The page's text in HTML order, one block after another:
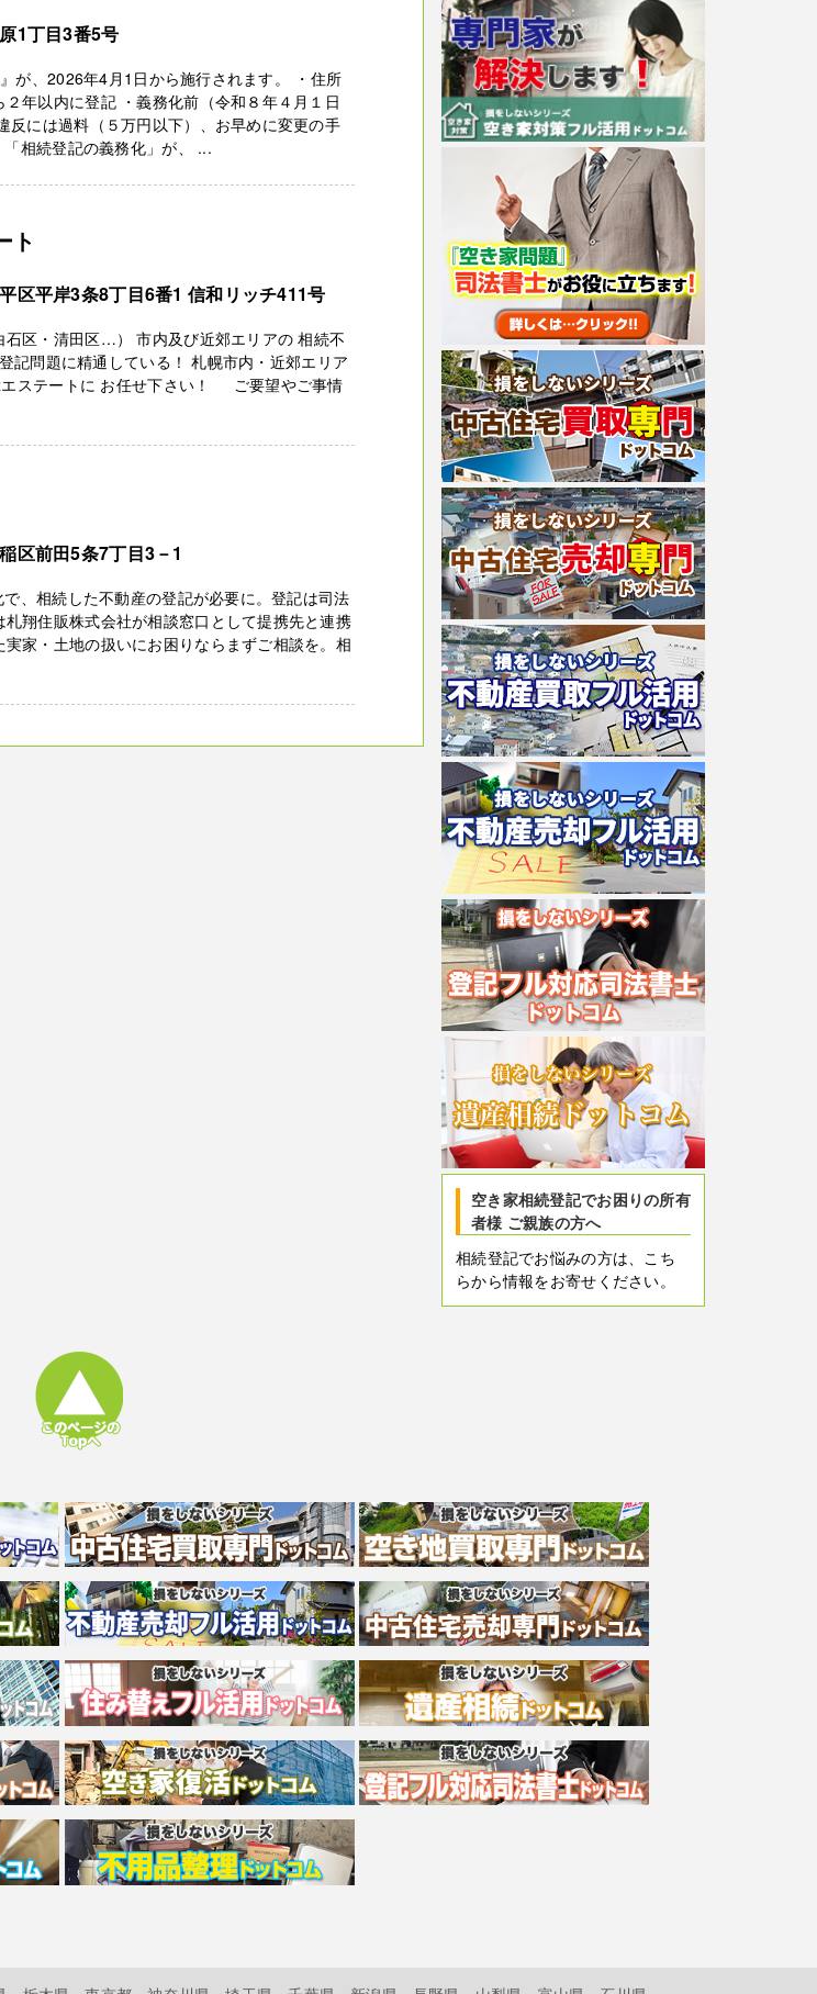
1丁目3番5号
が、2026年4月1日から施行されます。 ・住所
年以内に登記 ・義務化前（令和８年４月１日
反には過料（５万円以下）、お早めに変更の手
相続登記の義務化」が、 ...
ト
区平岸3条8丁目6番1 信和リッチ411号
石区・清田区…） 市内及び近郊エリアの 相続不
問題に精通している！ 札幌市内・近郊エリア
エステートに お任せ下さい！ ご要望やご事情
区前田5条7丁目3－1
、相続した不動産の登記が必要に。登記は司法
翔住販株式会社が相談窓口として提携先と連携
家・土地の扱いにお困りならまずご相談を。相
空き家相続登記でお困りの所有
者様 ご親族の方へ
相続登記でお悩みの方は、こち
らから情報をお寄せください。